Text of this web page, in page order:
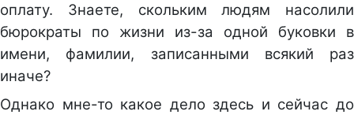
оплату. Знаете, скольким людям насолили
бюрократы по жизни из-за одной буковки в
имени, фамилии, записанными всякий раз
иначе?
Однако мне-то какое дело здесь и сейчас до